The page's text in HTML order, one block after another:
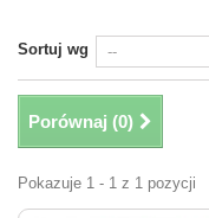
Sortuj wg
Porównaj (0)
Pokazuje 1 - 1 z 1 pozycji